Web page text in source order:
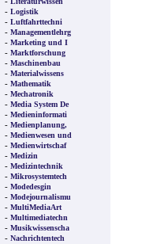
- Logistik
- Luftfahrttechni
- Managementlehrg
- Marketing und I
- Marktforschung
- Maschinenbau
- Materialwissens
- Mathematik
- Mechatronik
- Media System De
- Medieninformati
- Medienplanung,
- Medienwesen und
- Medienwirtschaf
- Medizin
- Medizintechnik
- Mikrosystemtech
- Modedesgin
- Modejournalismu
- MultiMediaArt
- Multimediatechn
- Musikwissenscha
- Nachrichtentech